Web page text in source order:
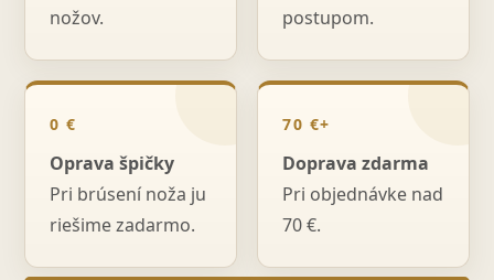
nožov.
postupom.
0 €
Oprava špičky
Pri brúsení noža ju
riešime zadarmo.
70 €+
Doprava zdarma
Pri objednávke nad
70 €.